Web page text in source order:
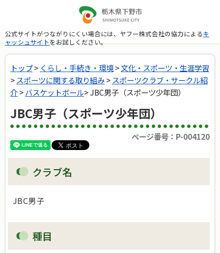
公式サイトがつながりにくい場合には、ヤフー株式会社の協力によるキ
ャッシュサイトをお試しください。
トップ> くらし・手続き・環境>文化・スポーツ・生涯学習
> スポーツに関する取り組み> スポーツクラブ・サークル紹
介>バスケットボール> JBC男子（スポーツ少年団）
JBC男子（スポーツ少年団）
ページ番号：P-004120
クラブ名
JBC男子
種目